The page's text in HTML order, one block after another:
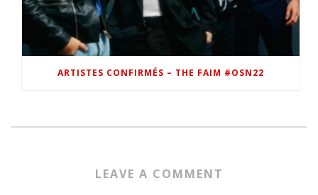
ARTISTES CONFIRMÉS – THE FAIM #OSN22
LEAVE A COMMENT